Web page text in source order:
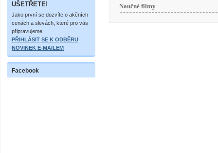
UŠETŘETE!
Jako první se dozvíte o akčních
cenách a slevách, které pro vás
připravujeme.
PŘIHLÁSIT SE K ODBĚRU
NOVINEK E-MAILEM
Facebook
Naučné filmy